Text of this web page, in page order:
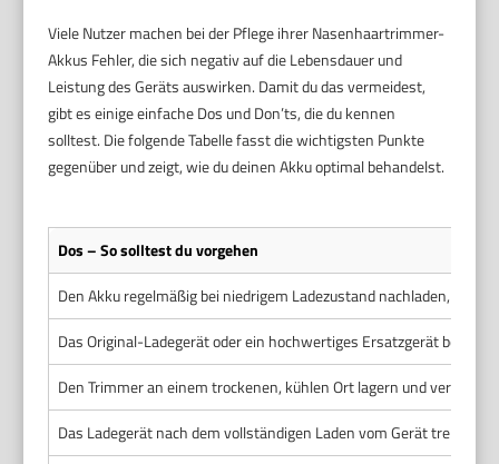
Viele Nutzer machen bei der Pflege ihrer Nasenhaartrimmer-
Akkus Fehler, die sich negativ auf die Lebensdauer und
Leistung des Geräts auswirken. Damit du das vermeidest,
gibt es einige einfache Dos und Don’ts, die du kennen
solltest. Die folgende Tabelle fasst die wichtigsten Punkte
gegenüber und zeigt, wie du deinen Akku optimal behandelst.
Dos – So solltest du vorgehen
Den Akku regelmäßig bei niedrigem Ladezustand nachladen, ohne
Das Original-Ladegerät oder ein hochwertiges Ersatzgerät
Den Trimmer an einem trockenen, kühlen Ort lagern und
Das Ladegerät nach dem vollständigen Laden vom Gerät